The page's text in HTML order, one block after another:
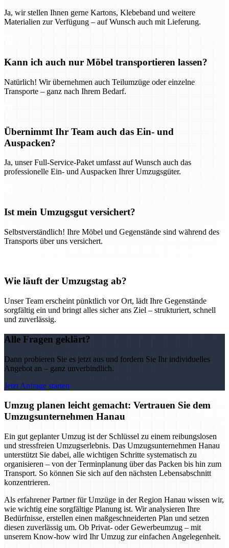
Ja, wir stellen Ihnen gerne Kartons, Klebeband und weitere
Materialien zur Verfügung – auf Wunsch auch mit Lieferung.
Kann ich auch nur Möbel transportieren lassen?
Natürlich! Wir übernehmen auch Teilumzüge oder einzelne
Transporte – ganz nach Ihrem Bedarf.
Übernimmt Ihr Team auch das Ein- und
Auspacken?
Ja, unser Full-Service-Paket umfasst auf Wunsch auch das
professionelle Ein- und Auspacken Ihrer Umzugsgüter.
Ist mein Umzugsgut versichert?
Selbstverständlich! Ihre Möbel und Gegenstände sind während des
Transports über uns versichert.
Wie läuft der Umzugstag ab?
Unser Team erscheint pünktlich vor Ort, lädt Ihre Gegenstände
sorgfältig ein und bringt alles sicher ans Ziel – strukturiert, schnell
und zuverlässig.
Alle Fragen geklärt?
Dann probieren Sie es jetzt aus und fordern Sie Ihr individuelles
Angebot an – ganz unverbindlich.
Jetzt Anfrage starten
Umzug planen leicht gemacht: Vertrauen Sie dem
Umzugsunternehmen Hanau
Ein gut geplanter Umzug ist der Schlüssel zu einem reibungslosen
und stressfreien Umzugserlebnis. Das Umzugsunternehmen Hanau
unterstützt Sie dabei, alle wichtigen Schritte systematisch zu
organisieren – von der Terminplanung über das Packen bis hin zum
Transport. So können Sie sich auf den nächsten Lebensabschnitt
konzentrieren.
Als erfahrener Partner für Umzüge in der Region Hanau wissen wir,
wie wichtig eine sorgfältige Planung ist. Wir analysieren Ihre
Bedürfnisse, erstellen einen maßgeschneiderten Plan und setzen
diesen zuverlässig um. Ob Privat- oder Gewerbeumzug – mit
unserem Know-how wird Ihr Umzug zur einfachen Angelegenheit.